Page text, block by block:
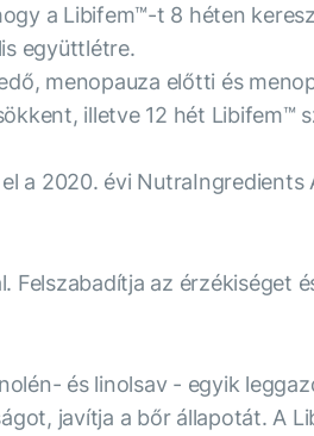
a Libifem™-t 8 héten
együttlétre.
menopauza előtti és
illetve 12 hét Libifem™
a 2020. évi NutraIngredients
Felszabadítja az
és linolsav - egyik
javítja a bőr állapotát. A